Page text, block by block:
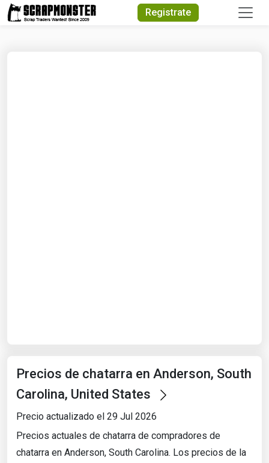
Registrate
Precios de chatarra en Anderson, South
Carolina, United States
Precio actualizado el 29 Jul 2026
Precios actuales de chatarra de compradores de
chatarra en Anderson, South Carolina. Los precios de la
Quick Search
Search